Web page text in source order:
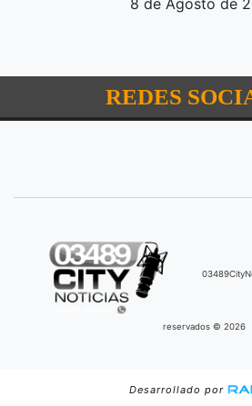
8 de Agosto de
REDES
reservados © 2026
Desarrollado por